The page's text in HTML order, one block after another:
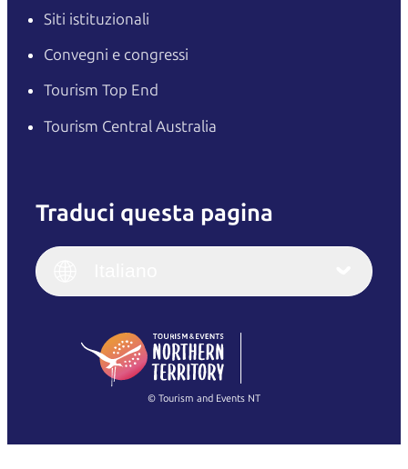
Siti istituzionali
Convegni e congressi
Tourism Top End
Tourism Central Australia
Traduci questa pagina
English
(Singapore)
Français
Italiano
繁體中文
© Tourism and Events NT